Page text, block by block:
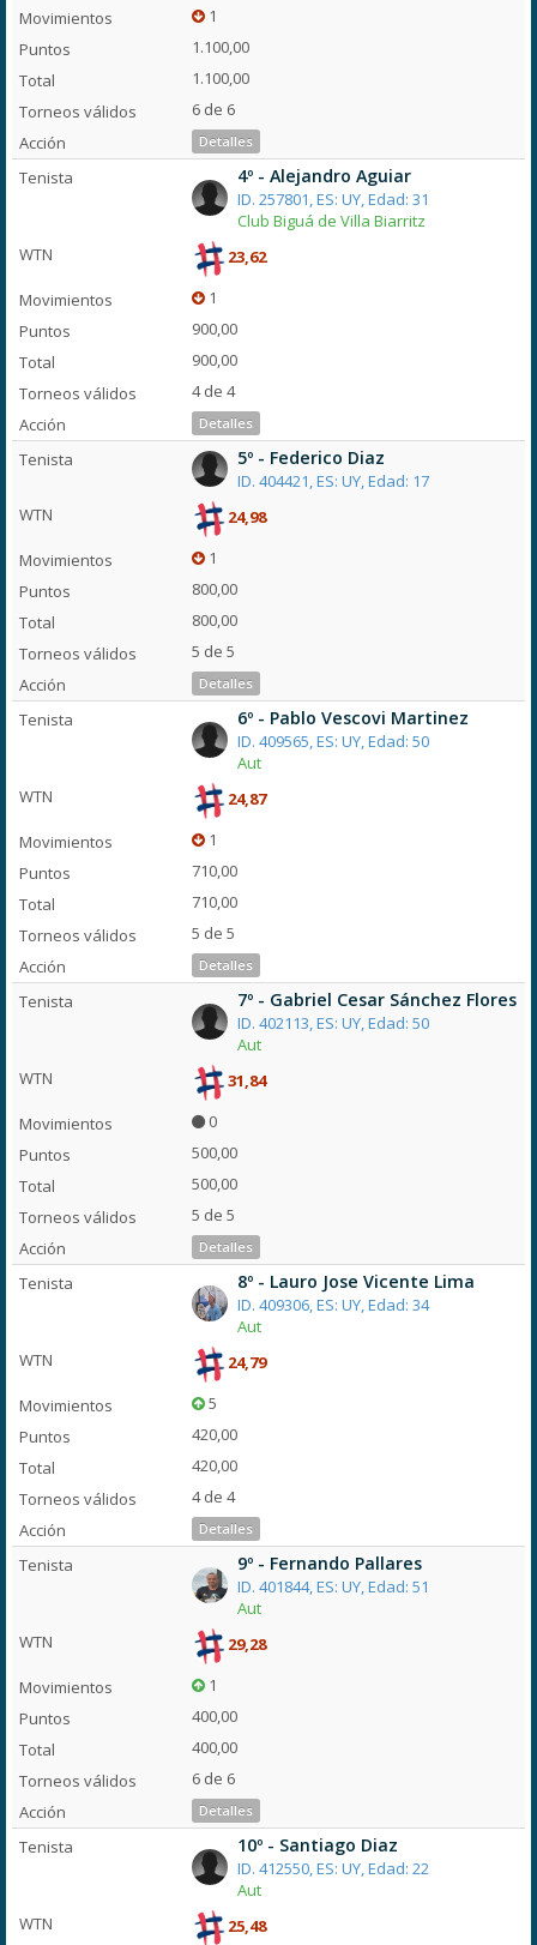
1
1.100,00
1.100,00
6 de 6
Detalles
4º - Alejandro Aguiar
ID. 257801, ES: UY, Edad: 31
Club Biguá de Villa Biarritz
23,62
1
900,00
900,00
4 de 4
Detalles
5º - Federico Diaz
ID. 404421, ES: UY, Edad: 17
24,98
1
800,00
800,00
5 de 5
Detalles
6º - Pablo Vescovi Martinez
ID. 409565, ES: UY, Edad: 50
Aut
24,87
1
710,00
710,00
5 de 5
Detalles
7º - Gabriel Cesar Sánchez Flores
ID. 402113, ES: UY, Edad: 50
Aut
31,84
0
500,00
500,00
5 de 5
Detalles
8º - Lauro Jose Vicente Lima
ID. 409306, ES: UY, Edad: 34
Aut
24,79
5
420,00
420,00
4 de 4
Detalles
9º - Fernando Pallares
ID. 401844, ES: UY, Edad: 51
Aut
29,28
1
400,00
400,00
6 de 6
Detalles
10º - Santiago Diaz
ID. 412550, ES: UY, Edad: 22
Aut
25,48